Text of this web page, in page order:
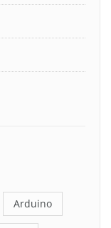
Arduino